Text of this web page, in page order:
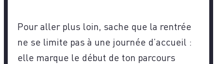
Pour aller plus loin, sache que la rentrée
ne se limite pas à une journée d’accueil :
elle marque le début de ton parcours